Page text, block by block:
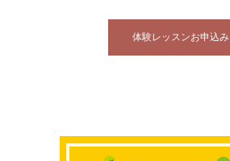
体験レッスンお申込み